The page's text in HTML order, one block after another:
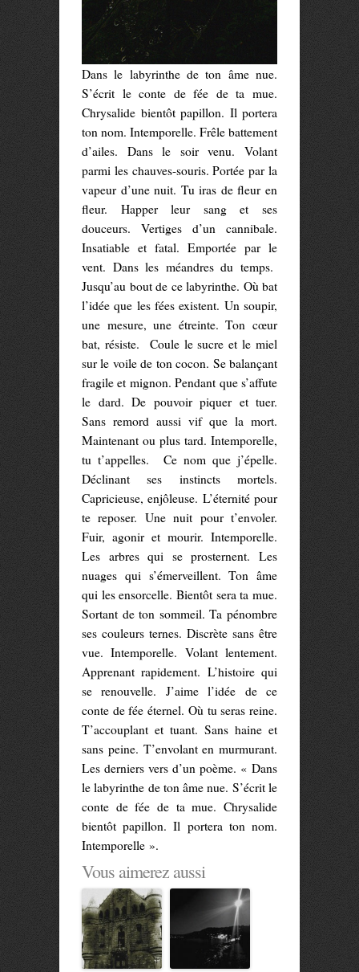
Dans le labyrinthe de ton âme nue.
S’écrit le conte de fée de ta mue.
Chrysalide bientôt papillon. Il portera
ton nom. Intemporelle. Frêle battement
d’ailes. Dans le soir venu. Volant
parmi les chauves-souris. Portée par la
vapeur d’une nuit. Tu iras de fleur en
fleur. Happer leur sang et ses
douceurs. Vertiges d’un cannibale.
Insatiable et fatal. Emportée par le
vent. Dans les méandres du temps.
Jusqu’au bout de ce labyrinthe. Où bat
l’idée que les fées existent. Un soupir,
une mesure, une étreinte. Ton cœur
bat, résiste. Coule le sucre et le miel
sur le voile de ton cocon. Se balançant
fragile et mignon. Pendant que s’affute
le dard. De pouvoir piquer et tuer.
Sans remord aussi vif que la mort.
Maintenant ou plus tard. Intemporelle,
tu t’appelles. Ce nom que j’épelle.
Déclinant ses instincts mortels.
Capricieuse, enjôleuse. L’éternité pour
te reposer. Une nuit pour t’envoler.
Fuir, agonir et mourir. Intemporelle.
Les arbres qui se prosternent. Les
nuages qui s’émerveillent. Ton âme
qui les ensorcelle. Bientôt sera ta mue.
Sortant de ton sommeil. Ta pénombre
ses couleurs ternes. Discrète sans être
vue. Intemporelle. Volant lentement.
Apprenant rapidement. L’histoire qui
se renouvelle. J’aime l’idée de ce
conte de fée éternel. Où tu seras reine.
T’accouplant et tuant. Sans haine et
sans peine. T’envolant en murmurant.
Les derniers vers d’un poème. « Dans
le labyrinthe de ton âme nue. S’écrit le
conte de fée de ta mue. Chrysalide
bientôt papillon. Il portera ton nom.
Intemporelle ».
Vous aimerez aussi